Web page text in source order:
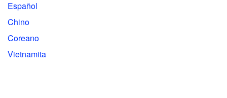
Español
Chino
Coreano
Vietnamita